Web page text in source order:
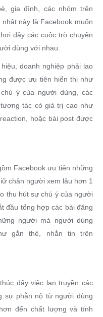
gia đình, các nhóm trên
này là Facebook muốn
dậy các cuộc trò chuyện
dùng với nhau.
doanh nghiệp phải lao
được ưu tiên hiển thị như
ý của người dùng, các
tác có giá trị cao như
hoặc bài post được
Facebook ưu tiên những
chân người xem lâu hơn 1
thu hút sự chú ý của người
đầu tổng hợp các bài đăng
người mà người dùng
gắn thẻ, nhắn tin trên
đẩy việc lan truyền các
sự phẫn nộ từ người dùng
đến chất lượng và tính